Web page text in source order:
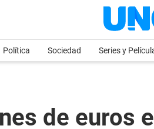
Política Sociedad Series y
de euros